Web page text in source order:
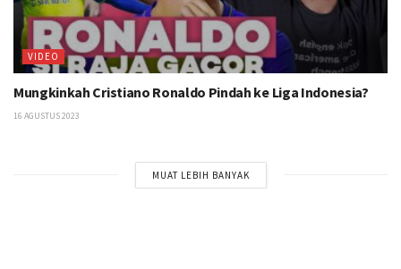
VIDEO
Mungkinkah Cristiano Ronaldo Pindah ke Liga Indonesia?
16 AGUSTUS 2023
MUAT LEBIH BANYAK